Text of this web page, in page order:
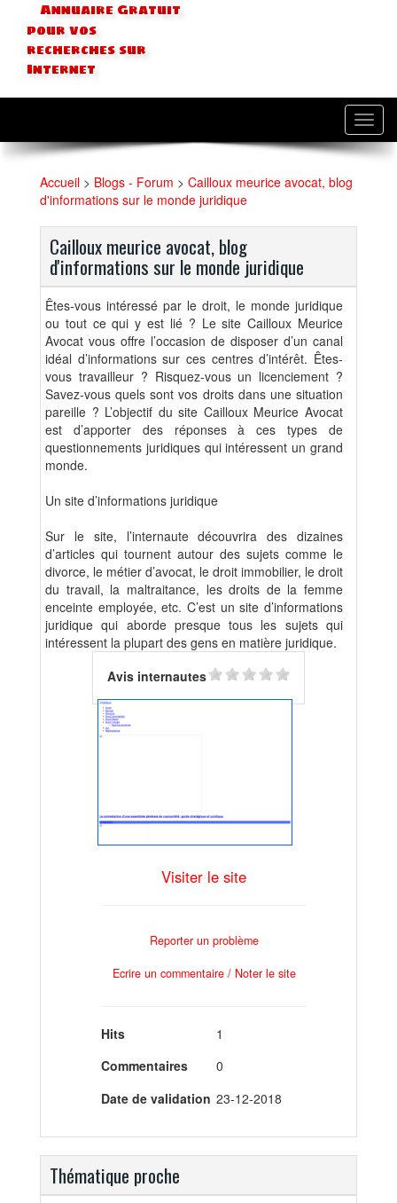
Annuaire Gratuit
pour vos
recherches sur
Internet
Accueil > Blogs - Forum > Cailloux meurice avocat, blog
d'informations sur le monde juridique
Cailloux meurice avocat, blog
d'informations sur le monde juridique
Êtes-vous intéressé par le droit, le monde juridique
ou tout ce qui y est lié ? Le site Cailloux Meurice
Avocat vous offre l’occasion de disposer d’un canal
idéal d’informations sur ces centres d’intérêt. Êtes-
vous travailleur ? Risquez-vous un licenciement ?
Savez-vous quels sont vos droits dans une situation
pareille ? L’objectif du site Cailloux Meurice Avocat
est d’apporter des réponses à ces types de
questionnements juridiques qui intéressent un grand
monde.
Un site d’informations juridique
Sur le site, l’internaute découvrira des dizaines
d’articles qui tournent autour des sujets comme le
divorce, le métier d’avocat, le droit immobilier, le droit
du travail, la maltraitance, les droits de la femme
enceinte employée, etc. C’est un site d’informations
juridique qui aborde presque tous les sujets qui
intéressent la plupart des gens en matière juridique.
Avis internautes
Visiter le site
Reporter un problème
Ecrire un commentaire / Noter le site
Hits
1
Commentaires
0
Date de validation 23-12-2018
Thématique proche